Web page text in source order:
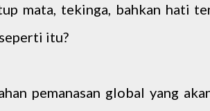
mata, tekinga, bahkan hati
itu?
pemanasan global yang